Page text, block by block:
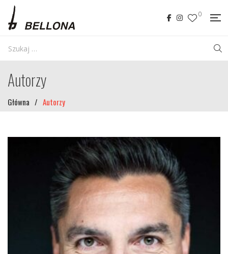
0
Autorzy
Główna / Autorzy